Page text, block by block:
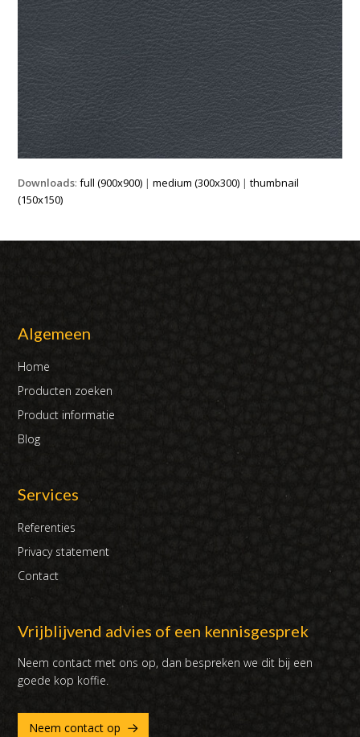
Downloads:full (900x900) |medium (300x300) |thumbnail
(150x150)
Algemeen
Home
Producten zoeken
Product informatie
Blog
Services
Referenties
Privacy statement
Contact
Vrijblijvend advies of een kennisgesprek
Neem contact met ons op, dan bespreken we dit bij een
goede kop koffie.
Neem contact op